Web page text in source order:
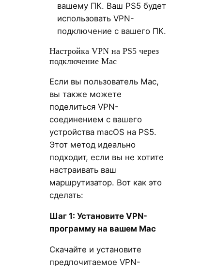
вашему ПК. Ваш PS5 будет
использовать VPN-
подключение с вашего ПК.
Настройка VPN на PS5 через
подключение Mac
Если вы пользователь Mac,
вы также можете
поделиться VPN-
соединением с вашего
устройства macOS на PS5.
Этот метод идеально
подходит, если вы не хотите
настраивать ваш
маршрутизатор. Вот как это
сделать:
Шаг 1: Установите VPN-
программу на вашем Mac
Скачайте и установите
предпочитаемое VPN-